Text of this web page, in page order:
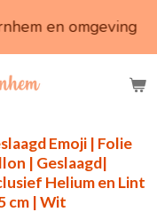
en omgeving
Emoji | Folie
| Geslaagd|
Helium en Lint
cm | Wit